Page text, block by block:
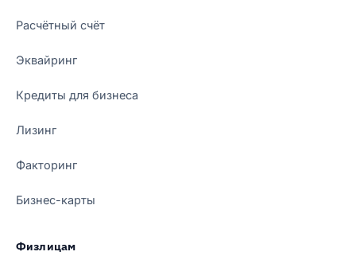
Расчётный счёт
Эквайринг
Кредиты для бизнеса
Лизинг
Факторинг
Бизнес-карты
Физлицам